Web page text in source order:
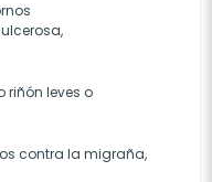
riñón leves o
contra la migraña,